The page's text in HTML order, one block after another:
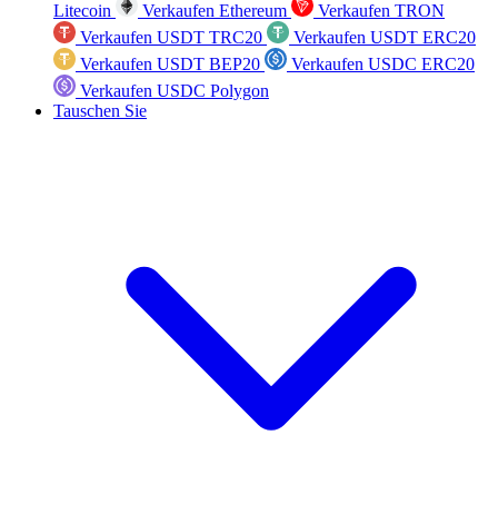
Litecoin
Verkaufen Ethereum
Verkaufen TRON
Verkaufen USDT TRC20
Verkaufen USDT ERC20
Verkaufen USDT BEP20
Verkaufen USDC ERC20
Verkaufen USDC Polygon
Tauschen Sie